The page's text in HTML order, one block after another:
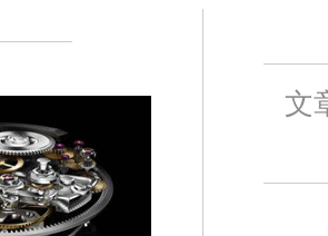
嘉兴市南湖区广益路705号嘉兴世界贸易中心写字
南昌市红谷滩新区红谷中大道998号绿地双子塔（
济南市历下区经十路11111号华润中心写字楼（万
广州市天河区天河路230号万菱汇国际中心写字楼
广州市越秀区环市东路371-375号世界贸易中心大
深圳市罗湖区深南东路5001号华润大厦写字楼17
文